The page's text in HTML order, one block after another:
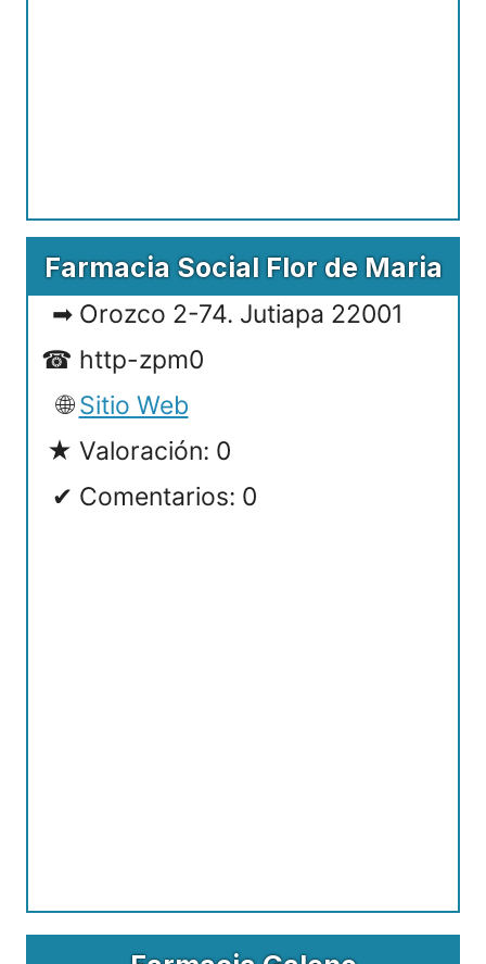
Farmacia Social Flor de Maria
Orozco 2-74. Jutiapa 22001
http-zpm0
Sitio Web
Valoración: 0
Comentarios: 0